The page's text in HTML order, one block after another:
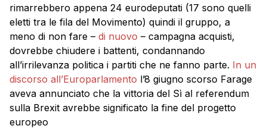
rimarrebbero appena 24 eurodeputati (17 sono quelli
eletti tra le fila del Movimento) quindi il gruppo, a
meno di non fare – di nuovo – campagna acquisti,
dovrebbe chiudere i battenti, condannando
all’irrilevanza politica i partiti che ne fanno parte. In un
discorso all’Europarlamento l’8 giugno scorso Farage
aveva annunciato che la vittoria del Sì al referendum
sulla Brexit avrebbe significato la fine del progetto
europeo